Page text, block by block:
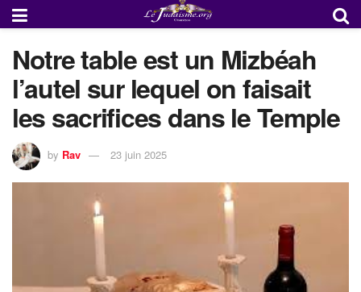
Notre table est un Mizbéah
l’autel sur lequel on faisait
les sacrifices dans le Temple
by Rav 23 juin 2025